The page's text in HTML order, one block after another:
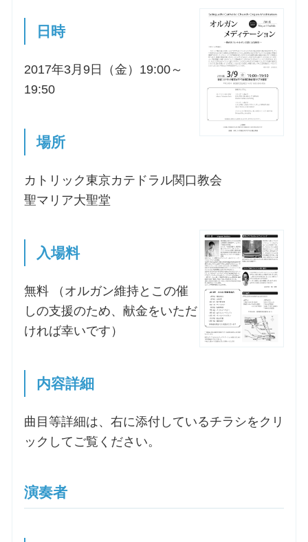
三田助祭の講座
オルガンメディテーション
お問合せ
ご利用にあたって
交通・アクセス
日時
2017年3月9日（金）19:00～
19:50
場所
カトリック東京カテドラル関口教会
聖マリア大聖堂
入場料
無料 （オルガン維持とこの催
しの支援のため、献金をいただ
ければ幸いです）
内容詳細
曲目等詳細は、右に添付しているチラシをクリ
ックしてご覧ください。
演奏者